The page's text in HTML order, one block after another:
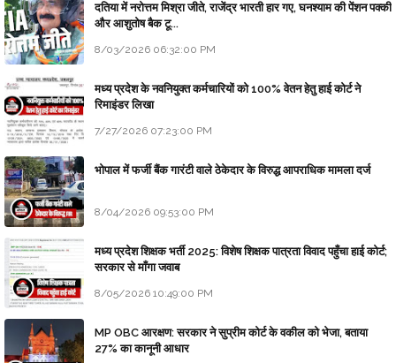
दतिया में नरोत्तम मिश्रा जीते, राजेंद्र भारती हार गए, घनश्याम की पेंशन पक्की
और आशुतोष बैक टू...
8/03/2026 06:32:00 PM
मध्य प्रदेश के नवनियुक्त कर्मचारियों को 100% वेतन हेतु हाई कोर्ट ने
रिमाइंडर लिखा
7/27/2026 07:23:00 PM
भोपाल में फर्जी बैंक गारंटी वाले ठेकेदार के विरुद्ध आपराधिक मामला दर्ज
8/04/2026 09:53:00 PM
मध्य प्रदेश शिक्षक भर्ती 2025: विशेष शिक्षक पात्रता विवाद पहुँचा हाई कोर्ट;
सरकार से माँगा जवाब
8/05/2026 10:49:00 PM
MP OBC आरक्षण: सरकार ने सुप्रीम कोर्ट के वकील को भेजा, बताया
27% का कानूनी आधार